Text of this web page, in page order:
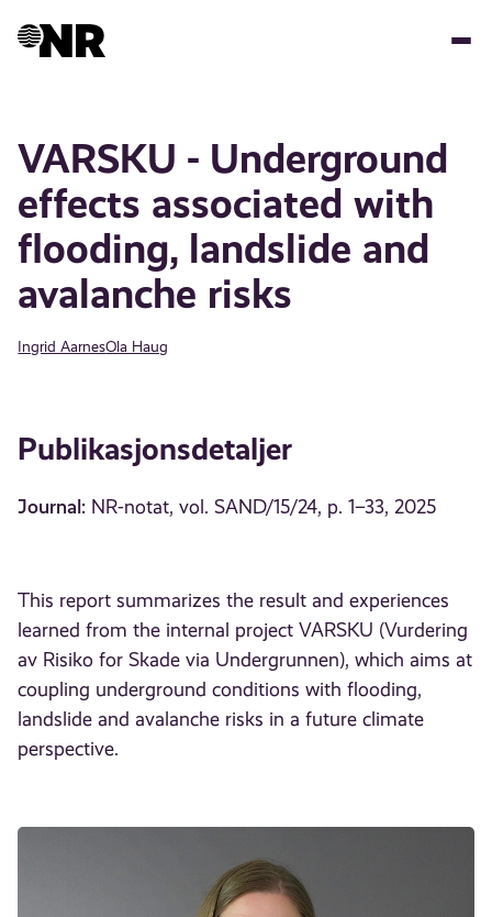
VARSKU - Underground
effects associated with
flooding, landslide and
avalanche risks
Ingrid AarnesOla Haug
Publikasjonsdetaljer
Journal: NR-notat, vol. SAND/15/24, p. 1–33, 2025
This report summarizes the result and experiences
learned from the internal project VARSKU (Vurdering
av Risiko for Skade via Undergrunnen), which aims at
coupling underground conditions with flooding,
landslide and avalanche risks in a future climate
perspective.